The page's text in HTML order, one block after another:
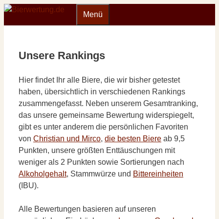
Zum
Menü
Unsere Rankings
Hier findet Ihr alle Biere, die wir bisher getestet
haben, übersichtlich in verschiedenen Rankings
zusammengefasst. Neben unserem Gesamtranking,
das unsere gemeinsame Bewertung widerspiegelt,
gibt es unter anderem die persönlichen Favoriten
von Christian und Mirco, die besten Biere ab 9,5
Punkten, unsere größten Enttäuschungen mit
weniger als 2 Punkten sowie Sortierungen nach
Alkoholgehalt, Stammwürze und Bittereinheiten
(IBU).
Alle Bewertungen basieren auf unseren